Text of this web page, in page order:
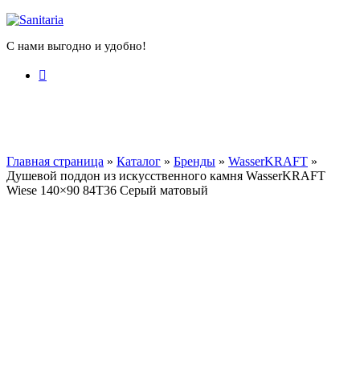
С нами выгодно и удобно!
Главная страница » Каталог » Бренды » WasserKRAFT »
Душевой поддон из искусственного камня WasserKRAFT
Wiese 140×90 84T36 Серый матовый